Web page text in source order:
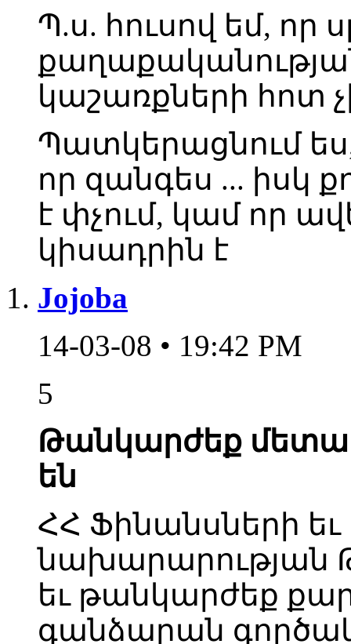
Պ.ս. հուսով եմ, որ
կաշառքների հոտ
Պատկերացնում
որ զանգես ... իսկ
է փչում, կամ որ
կիսադրին է
Jojoba
14-03-08 • 19:42 PM
5
Թանկարժեք
են
ՀՀ Ֆինանսների եւ
նախարարության
եւ թանկարժեք
գանձարան